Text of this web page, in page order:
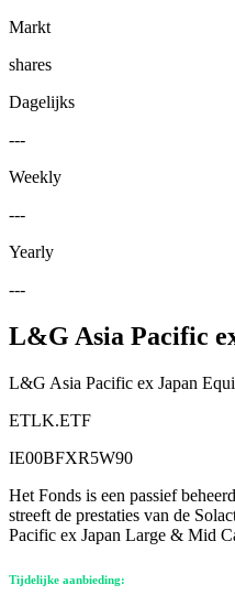
Markt
shares
Dagelijks
---
Weekly
---
Yearly
---
L&G Asia Pacific
L&G Asia Pacific ex Japan Equi
ETLK.ETF
IE00BFXR5W90
Het Fonds is een passief
streeft de prestaties van de
Pacific ex Japan Large & Mid
Tijdelijke aanbieding: